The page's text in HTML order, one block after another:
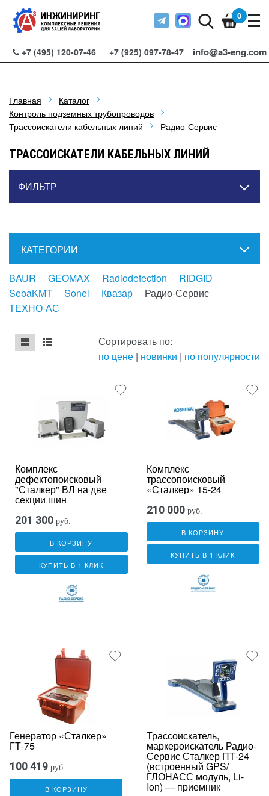
+7 (495) 120-07-46 +7 (925) 097-78-47 info@a3-eng.com
0
Главная
Каталог
Контроль подземных трубопроводов
Трассоискатели кабельных линий
Радио-Сервис
ТРАССОИСКАТЕЛИ КАБЕЛЬНЫХ ЛИНИЙ
ФИЛЬТР
КАТЕГОРИИ
BAUR GEOMAX Radiodetection
RIDGID
SebaKMT
Sonel Квазар
Радио-Сервис
ТЕХНО-АС
mse2_chunk_default
mse2_chunk_alternate
Сортировать по:
по цене | новинки | по популярности
Комплекс
дефектопоисковый
"Сталкер" ВЛ на две
секции шин
201 300 руб.
В КОРЗИНУ
КУПИТЬ В 1 КЛИК
Комплекс
трассопоисковый
«Сталкер» 15-24
210 000 руб.
В КОРЗИНУ
КУПИТЬ В 1 КЛИК
Генератор «Сталкер»
ГТ-75
100 419 руб.
В КОРЗИНУ
Трассоискатель,
маркероискатель Радио-
Сервис Сталкер ПТ-24
(встроенный GPS/
ГЛОНАСС модуль, Li-
Ion) — приемник